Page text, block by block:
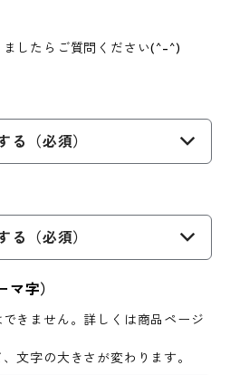
したらご質問ください(^-^)
る（必須）
る（必須）
字）
きません。詳しくは商品ページ
文字の大きさが変わります。